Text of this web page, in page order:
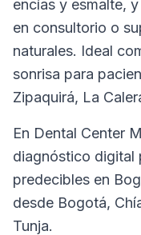
encías y esmalte,
en consultorio o
naturales. Ideal
sonrisa para
Zipaquirá, La
En Dental Center
diagnóstico digital
predecibles en
desde Bogotá,
Tunja.